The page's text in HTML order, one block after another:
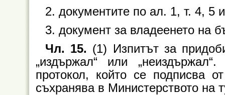
2. документите по ал. 1, т. 4, 5
3. документ за владеенето на
Чл. 15. (1) Изпитът за
„издържал“ или
протокол, който се подписва
съхранява в Министерството на